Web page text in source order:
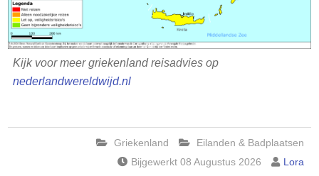
Kijk voor meer griekenland reisadvies op
nederlandwereldwijd.nl
Griekenland
Eilanden & Badplaatsen
Bijgewerkt 08 Augustus 2026
Lora